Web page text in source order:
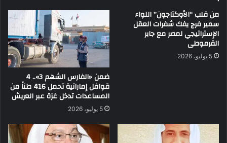
من قلب “الأوكتاجون” اللواء
سمير فرج يفك شفرات العقل
الإستراتيجي لمصر مع جابر
القرموطى
5 يوليو، 2026
ضمن «الفارس الشهم 3».. 4
قوافل إماراتية تحمل 416 طناً من
المساعدات تدخل غزة عبر العريش
5 يوليو، 2026